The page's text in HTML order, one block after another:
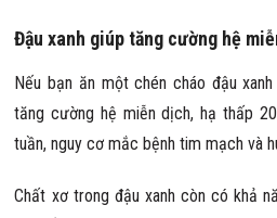
Đậu xanh giúp tăng cường hệ
Nếu bạn ăn một chén cháo đậu
tăng cường hệ miễn dịch, hạ thấp
tuần, nguy cơ mắc bệnh tim mạch và
Chất xơ trong đậu xanh còn có khả